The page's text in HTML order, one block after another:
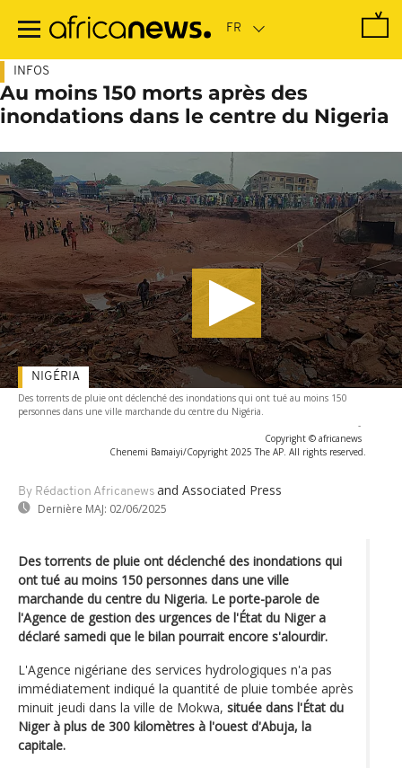
contenu
INFOS
Au moins 150 morts après des
inondations dans le centre du Nigeria
Des torrents de pluie ont déclenché des inondations qui ont tué au moins 150
personnes dans une ville marchande du centre du Nigéria.
-
Copyright © africanews
Chenemi Bamaiyi/Copyright 2025 The AP. All rights reserved.
By Rédaction Africanews and Associated Press
Dernière MAJ: 02/06/2025
NIGÉRIA
Des torrents de pluie ont déclenché des inondations qui
ont tué au moins 150 personnes dans une ville
marchande du centre du Nigeria. Le porte-parole de
l'Agence de gestion des urgences de l'État du Niger a
déclaré samedi que le bilan pourrait encore s'alourdir.
L'Agence nigériane des services hydrologiques n'a pas
immédiatement indiqué la quantité de pluie tombée après
minuit jeudi dans la ville de Mokwa, située dans l'État du
Niger à plus de 300 kilomètres à l'ouest d'Abuja, la
capitale.